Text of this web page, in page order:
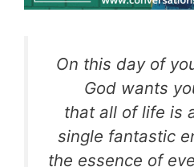
On this day of
God wants
that all of life is
single fantastic
the essence of